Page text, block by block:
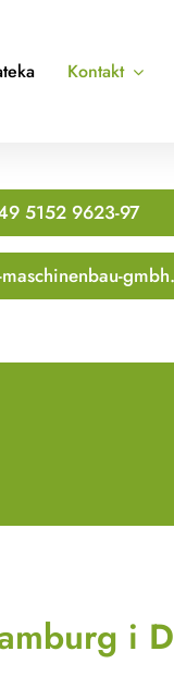
Kontakt
5152 9623-97
maschinenbau-
i